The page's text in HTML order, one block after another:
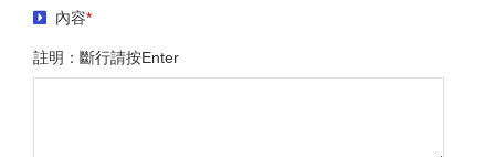
內容*
註明：斷行請按Enter